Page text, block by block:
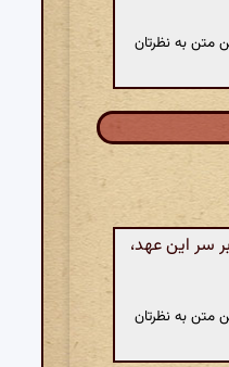
متن به نظرتان
سر این عهد،
متن به نظرتان